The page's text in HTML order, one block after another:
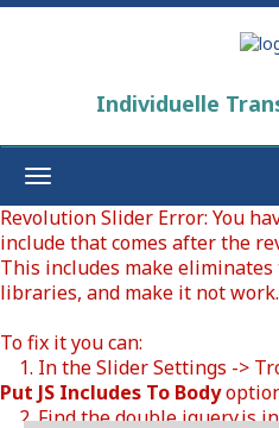
Individuelle
Toggle
navigation
Revolution Slider Error: You
include that comes after the
This includes make
libraries, and make it not work.
To fix it you can:
1. In the Slider Settings ->
Put JS Includes To Body
2. Find the double jquery.js